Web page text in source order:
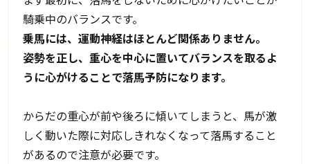
騎乗中のバランスです。
乗馬には、運動神経はほとんど関係ありません。
姿勢を正し、重心を中心に置いてバランスを取るよ
うに心がけることで落馬予防になります。
からだの重心が前や後ろに傾いてしまうと、馬が激
しく動いた際に対応しきれなくなって落馬すること
があるので注意が必要です。